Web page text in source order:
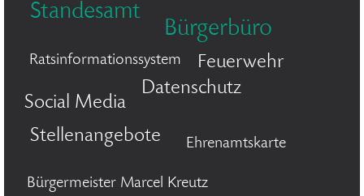
Standesamt
Bürgerbüro
Ratsinformationssystem
Feuerwehr
Social Media
Datenschutz
Stellenangebote Ehrenamtskarte
Bürgermeister Marcel Kreutz